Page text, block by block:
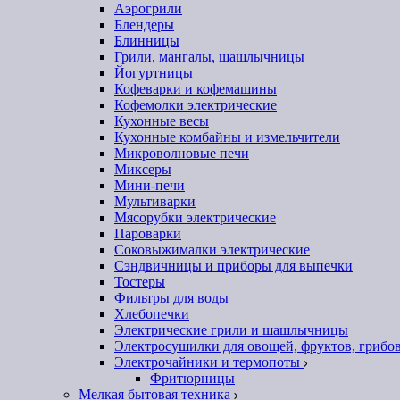
Аэрогрили
Блендеры
Блинницы
Грили, мангалы, шашлычницы
Йогуртницы
Кофеварки и кофемашины
Кофемолки электрические
Кухонные весы
Кухонные комбайны и измельчители
Микроволновые печи
Миксеры
Мини-печи
Мультиварки
Мясорубки электрические
Пароварки
Соковыжималки электрические
Сэндвичницы и приборы для выпечки
Тостеры
Фильтры для воды
Хлебопечки
Электрические грили и шашлычницы
Электросушилки для овощей, фруктов,
Электрочайники и термопоты
Фритюрницы
Мелкая бытовая техника